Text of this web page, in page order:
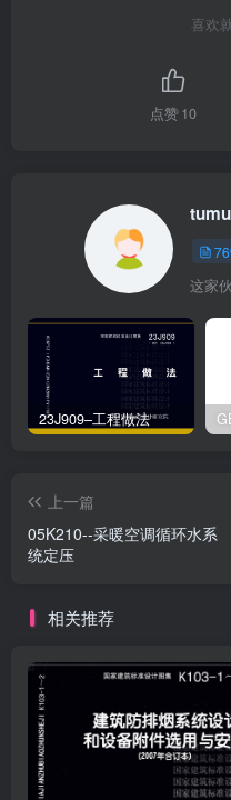
喜欢
点赞10
这家
23J909–工程做法
上一篇
05K210--采暖空调循环水系
统定压
相关推荐